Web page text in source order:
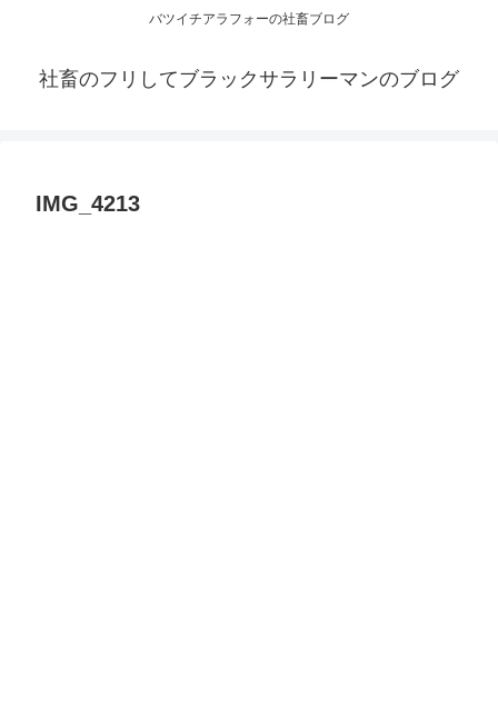
バツイチアラフォーの社畜ブログ
社畜のフリしてブラックサラリーマンのブログ
IMG_4213